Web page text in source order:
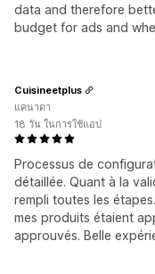
data and therefore
budget for ads and
Processus de
détaillée. Quant à la
rempli toutes les
mes produits étaient
approuvés. Belle
Cuisineetplus
แคนาดา
18 วัน ในการใช้แอป